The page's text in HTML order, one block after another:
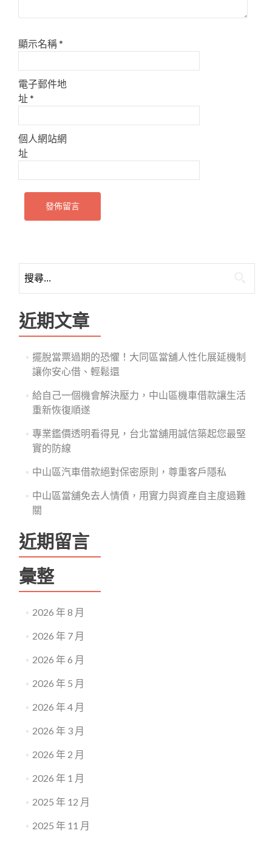
顯示名稱*
電子郵件地
址*
個人網站網
址
尋
鍵
字:
近期文章
擺脫當票過期的恐懼！大同區當舖人性化展延機制
讓你安心借、輕鬆還
給自己一個機會解決壓力，中山區機車借款讓生活
重新恢復順遂
專業鑑價透明看得見，台北當舖用誠信築起您最堅
實的防線
中山區汽車借款絕對保密原則，尊重客戶隱私
中山區當舖免去人情債，用實力與資產自主度過難
關
近期留言
彙整
2026 年 8 月
2026 年 7 月
2026 年 6 月
2026 年 5 月
2026 年 4 月
2026 年 3 月
2026 年 2 月
2026 年 1 月
2025 年 12 月
2025 年 11 月